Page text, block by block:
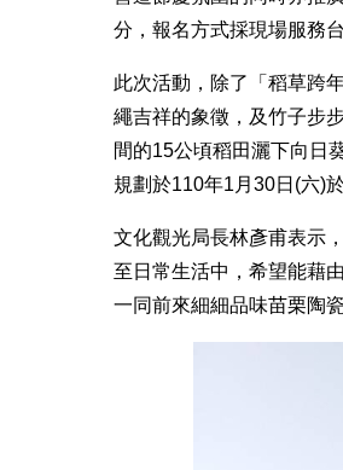
分，報名方式採現場服務
此次活動，除了「稻草跨
繩吉祥的象徵，及竹子步
間的15公頃稻田灑下向日
規劃於110年1月30日(六)
文化觀光局長林彥甫表示
至日常生活中，希望能藉
一同前來細細品味苗栗陶